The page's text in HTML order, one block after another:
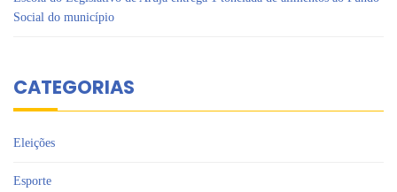
Social do município
CATEGORIAS
Eleições
Esporte